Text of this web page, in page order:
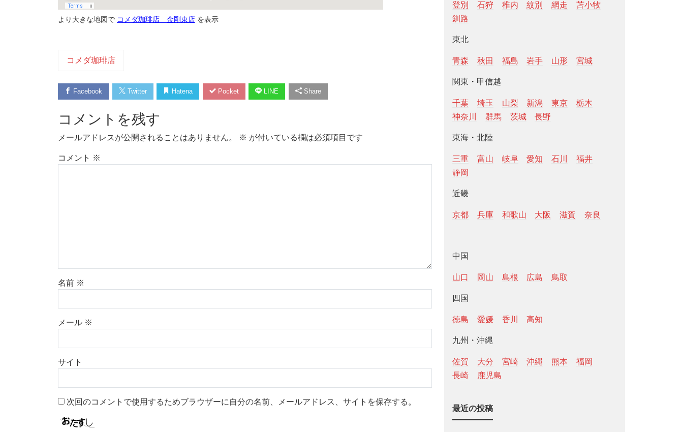
より大きな地図で コメダ珈琲店 金剛東店 を表示
コメダ珈琲店
Facebook Twitter Hatena Pocket LINE Share
コメントを残す
メールアドレスが公開されることはありません。 ※ が付いている欄は必須項目です
コメント ※
名前 ※
メール ※
サイト
次回のコメントで使用するためブラウザーに自分の名前、メールアドレス、サイトを保存する。
登別
石狩 稚内 紋別 網走
苫小牧
釧路
東北
青森 秋田 福島 岩手 山形 宮城
関東・甲信越
千葉 埼玉 山梨 新潟 東京
栃木
神奈川
群馬 茨城 長野
東海・北陸
三重 富山 岐阜 愛知 石川
福井
静岡
近畿
京都 兵庫 和歌山 大阪 滋賀 奈良
中国
山口 岡山 島根 広島 鳥取
四国
徳島 愛媛 香川 高知
九州・沖縄
佐賀 大分 宮崎 沖縄 熊本
福岡
長崎
鹿児島
最近の投稿